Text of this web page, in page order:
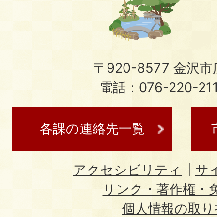
〒920-8577 金沢市
電話：076-220-
各課の連絡先一覧
アクセシビリティ
サ
リンク・著作権・
個人情報の取